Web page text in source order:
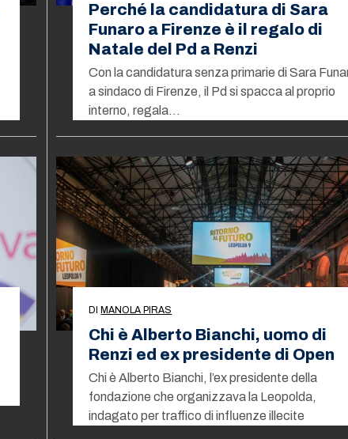
Perché la candidatura di Sara
Funaro a Firenze è il regalo di
Natale del Pd a Renzi
Con la candidatura senza primarie di Sara
a sindaco di Firenze, il Pd si spacca al proprio
interno, regala…
DI MANOLA PIRAS
Chi è Alberto Bianchi, uomo di
Renzi ed ex presidente di Open
Chi è Alberto Bianchi, l’ex presidente della
fondazione che organizzava la Leopolda,
indagato per traffico di influenze illecite